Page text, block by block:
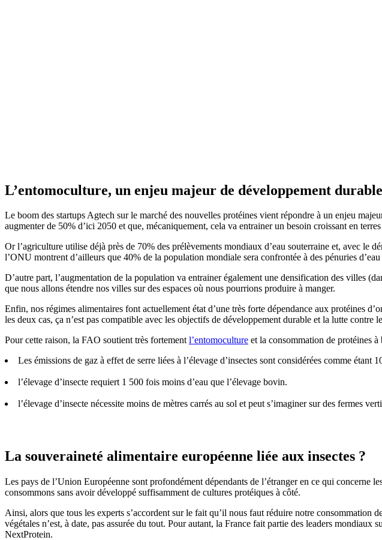
L’entomoculture, un enjeu majeur de développement durable
Le boom des startups Agtech sur le marché des nouvelles protéines vient répondre à un enjeu
augmenter de 50% d’ici 2050 et que, mécaniquement, cela va entrainer un besoin croissant en
Or l’agriculture utilise déjà près de 70% des prélèvements mondiaux d’eau souterraine et, avec le
l’ONU montrent d’ailleurs que 40% de la population mondiale sera confrontée à des pénuries
D’autre part, l’augmentation de la population va entrainer également une densification des villes
que nous allons étendre nos villes sur des espaces où nous pourrions produire à manger.
Enfin, nos régimes alimentaires font actuellement état d’une très forte dépendance aux protéines
les deux cas, ça n’est pas compatible avec les objectifs de développement durable et la lutte contre
Pour cette raison, la FAO soutient très fortementl’entomoculture et la consommation de protéines à
Les émissions de gaz à effet de serre liées à l’élevage d’insectes sont considérées comme
l’élevage d’insecte requiert 1 500 fois moins d’eau que l’élevage bovin.
l’élevage d’insecte nécessite moins de mètres carrés au sol et peut s’imaginer sur des fermes
La souveraineté alimentaire européenne liée aux insectes ?
Les pays de l’Union Européenne sont profondément dépendants de l’étranger en ce qui concerne
consommons sans avoir développé suffisamment de cultures protéiques à côté.
Ainsi, alors que tous les experts s’accordent sur le fait qu’il nous faut réduire notre consommation
végétales n’est, à date, pas assurée du tout. Pour autant, la France fait partie des leaders mondiaux
NextProtein.